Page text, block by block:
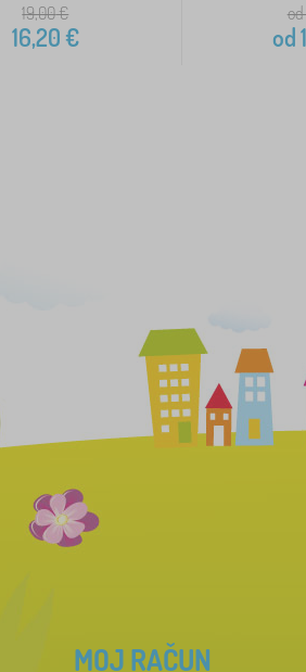
19,00€
16,20€
od
od
MOJ RAČUN